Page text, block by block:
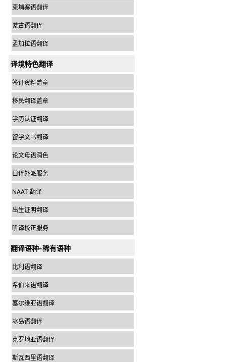
柬埔寨语翻译
蒙古语翻译
孟加拉语翻译
译境特色翻译
签证资料盖章
移民翻译盖章
学历认证翻译
留学文书翻译
论文母语润色
口译外派服务
NAATI翻译
出生证明翻译
听译校正服务
翻译语种-稀有语种
比利语翻译
希伯来语翻译
塞尔维亚语翻译
冰岛语翻译
克罗地亚语翻译
斯瓦西里语翻译